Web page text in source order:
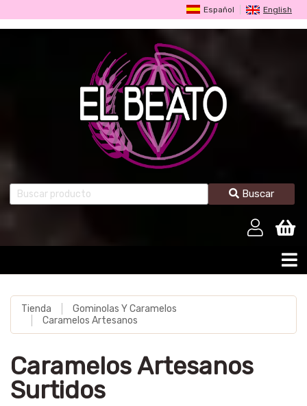
Español English
Buscar
Tienda
Gominolas Y Caramelos
Caramelos Artesanos
Caramelos Artesanos
Surtidos